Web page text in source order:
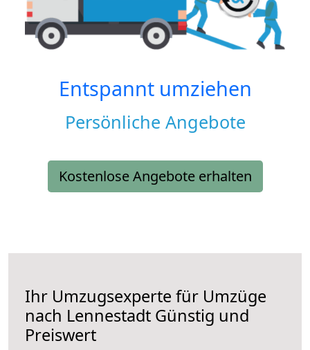
Entspannt umziehen
Persönliche Angebote
Kostenlose Angebote erhalten
Ihr Umzugsexperte für Umzüge
nach Lennestadt Günstig und
Preiswert